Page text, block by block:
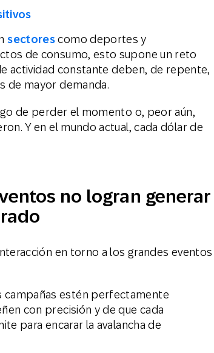
sectorescomo deportes y
de consumo, esto supone un reto
actividad constante deben, de repente,
de mayor demanda.
de perder el momento o, peor aún,
Y en el mundo actual, cada dólar de
no logran generar
en torno a los grandes eventos
campañas estén perfectamente
con precisión y de que cada
para encarar la avalancha de